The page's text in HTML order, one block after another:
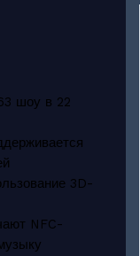
шоу в 22
3D-
NFC-